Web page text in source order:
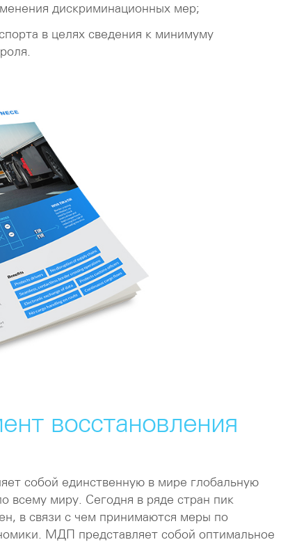
дискриминационных мер;
в целях сведения к минимуму
восстановления
собой единственную в мире глобальную
всему миру. Сегодня в ряде стран пик
в связи с чем принимаются меры по
МДП представляет собой оптимальное